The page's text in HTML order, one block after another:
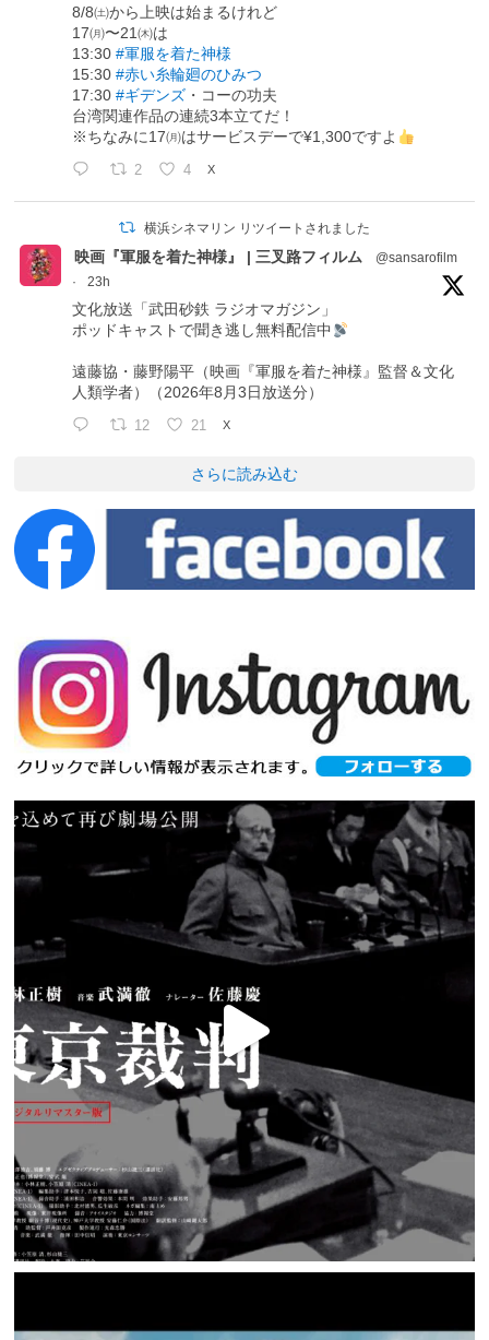
8/8㈯から上映は始まるけれど
17㈪〜21㈭は
13:30#軍服を着た神様
15:30#赤い糸輪廻のひみつ
17:30#ギデンズ ・コーの功夫
台湾関連作品の連続3本立てだ！
※ちなみに17㈪はサービスデーで¥1,300ですよ
2 4 X
横浜シネマリン リツイートされました
映画『軍服を着た神様』 | 三叉路フィルム
@sansarofilm
·
23h
文化放送「武田砂鉄 ラジオマガジン」
ポッドキャストで聞き逃し無料配信中
遠藤協・藤野陽平（映画『軍服を着た神様』監督＆文化
人類学者）（2026年8月3日放送分）
12 21 X
さらに読み込む